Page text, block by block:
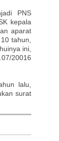
PNS
kepala
aparat
tahun,
ini,
20016
lalu,
surat